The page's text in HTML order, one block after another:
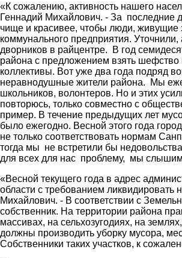
«К сожалению, активность нашего
Геннадий Михайлович. - За последние
чище и красивее, чтобы люди, живущие
коммунального предприятия.
дворников в райцентре. В год
района с предложением взять
коллективы. Вот уже два года подряд
неравнодушные жители района. Мы
школьников, волонтеров. Но и этих
повторюсь, только совместно с
пример. В течение предыдущих лет
было ежегодно. Весной этого года
не только соответствовать нормам
тогда мы не встретили бы
для всех для нас проблему, мы слышим
«Весной текущего года в адрес
области с требованием ликвидировать
Михайлович. - В соответствии с
собственник. На территории района
массивах, на сельхозугодиях, на
должны производить уборку мусора,
Собственники таких участков, к